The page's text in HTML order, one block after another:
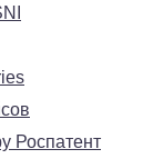
Роспатент